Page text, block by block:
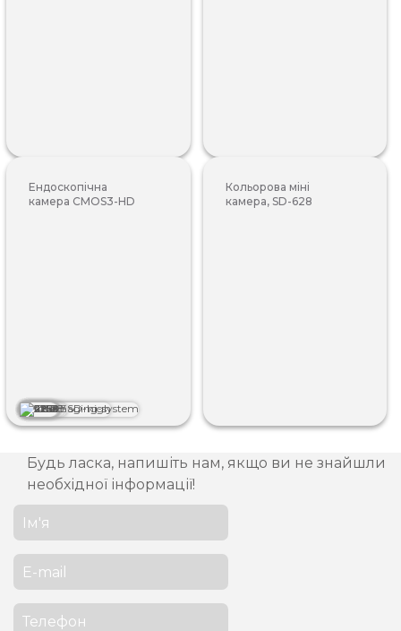
Ендоскопічна
камера CMOS3-HD
Кольорова міні
камера, SD-628
Будь ласка, напишіть нам, якщо ви не знайшли
необхідної інформації!